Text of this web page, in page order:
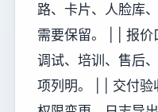
路、卡片、人脸库
需要保留。 | | 报价
调试、培训、售后
项列明。 | | 交付验